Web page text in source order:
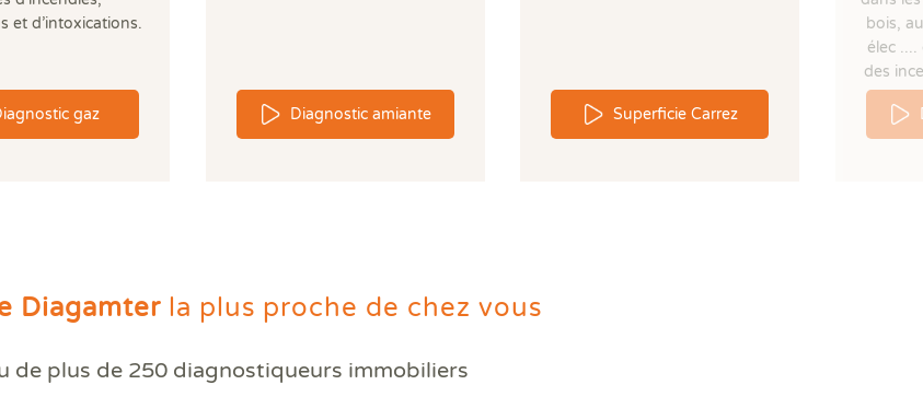
et d’intoxications.
gaz Diagnostic amiante Superficie Carrez
bois,
élec
des
Diagamter la plus proche de chez vous
de plus de 250 diagnostiqueurs immobiliers